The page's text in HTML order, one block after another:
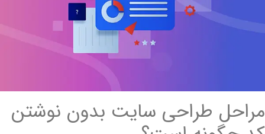
مراحل طراحی سایت بدون نوشتن